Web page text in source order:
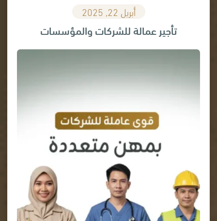
أبريل 22, 2025
تأجير عمالة للشركات والمؤسسات